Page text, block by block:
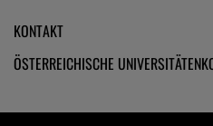
KONTAKT
ÖSTERREICHISCHE